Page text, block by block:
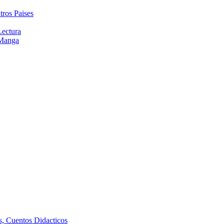
Paises
Cuentos Didacticos